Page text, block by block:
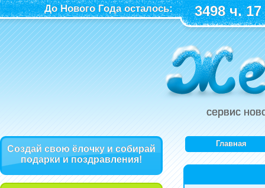
До Нового Года осталось: 3498 ч.
сервис
Создай свою ёлочку и собирай
подарки и поздравления!
Главная